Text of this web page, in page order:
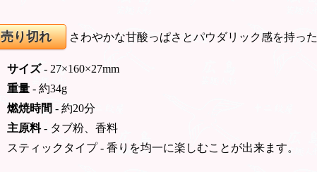
売り切れ さわやかな甘酸っぱさとパウダリック感を持っ
サイズ- 27×160×27mm
重量 - 約34g
燃焼時間 - 約20分
主原料- タブ粉、香料
スティックタイプ - 香りを均一に楽しむことが出来ます。